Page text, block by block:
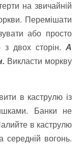
на звичайній
Перемішати
або просто
двох сторін. А
Викласти моркву
в каструлю із
Банки не
в каструлю
середній вогонь.